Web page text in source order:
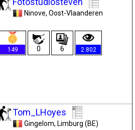
Ninove, Oost-Vlaanderen
149 0 6 2.802
Tom_LHoyes
Gingelom, Limburg (BE)